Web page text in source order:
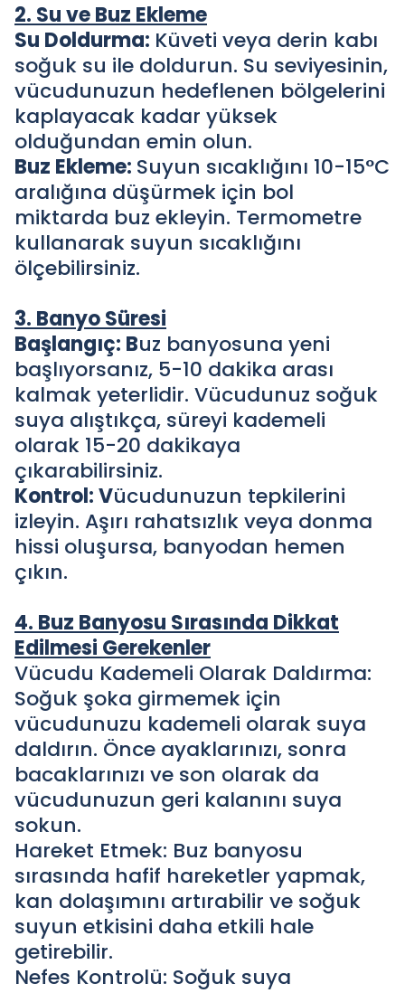
2. Su ve Buz Ekleme
Su Doldurma: Küveti veya derin kabı
soğuk su ile doldurun. Su seviyesinin,
vücudunuzun hedeflenen bölgelerini
kaplayacak kadar yüksek
olduğundan emin olun.
Buz Ekleme: Suyun sıcaklığını 10-15°C
aralığına düşürmek için bol
miktarda buz ekleyin. Termometre
kullanarak suyun sıcaklığını
ölçebilirsiniz.
3. Banyo Süresi
Başlangıç: Buz banyosuna yeni
başlıyorsanız, 5-10 dakika arası
kalmak yeterlidir. Vücudunuz soğuk
suya alıştıkça, süreyi kademeli
olarak 15-20 dakikaya
çıkarabilirsiniz.
Kontrol: Vücudunuzun tepkilerini
izleyin. Aşırı rahatsızlık veya donma
hissi oluşursa, banyodan hemen
çıkın.
4. Buz Banyosu Sırasında Dikkat
Edilmesi Gerekenler
Vücudu Kademeli Olarak Daldırma:
Soğuk şoka girmemek için
vücudunuzu kademeli olarak suya
daldırın. Önce ayaklarınızı, sonra
bacaklarınızı ve son olarak da
vücudunuzun geri kalanını suya
sokun.
Hareket Etmek: Buz banyosu
sırasında hafif hareketler yapmak,
kan dolaşımını artırabilir ve soğuk
suyun etkisini daha etkili hale
getirebilir.
Nefes Kontrolü: Soğuk suya